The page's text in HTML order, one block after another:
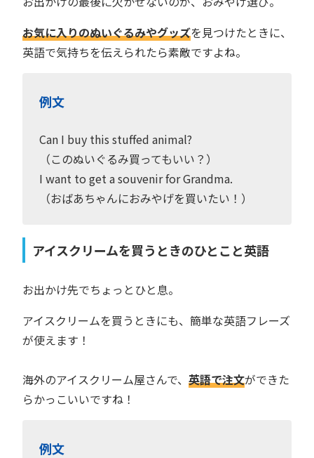
お気に入りのぬいぐるみやグッズを見つけたときに、
英語で気持ちを伝えられたら素敵ですよね。
例文
Can I buy this stuffed animal?
（このぬいぐるみ買ってもいい？）
I want to get a souvenir for Grandma.
（おばあちゃんにおみやげを買いたい！）
アイスクリームを買うときのひとこと英語
お出かけ先でちょっとひと息。
アイスクリームを買うときにも、簡単な英語フレーズ
が使えます！
海外のアイスクリーム屋さんで、 英語で注文ができた
らかっこいいですね！
例文